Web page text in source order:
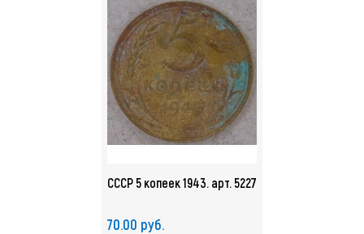
СССР 5 копеек 1943. арт. 5227
70.00 руб.